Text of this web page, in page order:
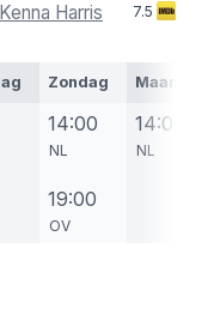
Harris
7.5
Zondag Maandag
14:00
NL
19:00
OV
14:00
NL